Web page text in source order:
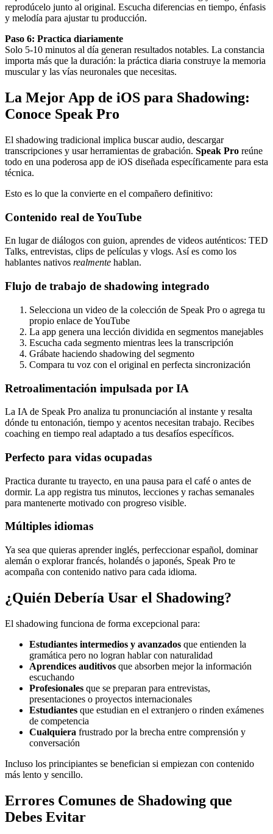
reprodúcelo junto al original. Escucha diferencias en tiempo, énfasis
y melodía para ajustar tu producción.
Paso 6: Practica diariamente
Solo 5-10 minutos al día generan resultados notables. La constancia
importa más que la duración: la práctica diaria construye la memoria
muscular y las vías neuronales que necesitas.
La Mejor App de iOS para Shadowing:
Conoce Speak Pro
El shadowing tradicional implica buscar audio, descargar
transcripciones y usar herramientas de grabación. Speak Pro reúne
todo en una poderosa app de iOS diseñada específicamente para esta
técnica.
Esto es lo que la convierte en el compañero definitivo:
Contenido real de YouTube
En lugar de diálogos con guion, aprendes de videos auténticos: TED
Talks, entrevistas, clips de películas y vlogs. Así es como los
hablantes nativos realmente hablan.
Flujo de trabajo de shadowing integrado
Selecciona un video de la colección de Speak Pro o agrega tu
propio enlace de YouTube
La app genera una lección dividida en segmentos manejables
Escucha cada segmento mientras lees la transcripción
Grábate haciendo shadowing del segmento
Compara tu voz con el original en perfecta sincronización
Retroalimentación impulsada por IA
La IA de Speak Pro analiza tu pronunciación al instante y resalta
dónde tu entonación, tiempo y acentos necesitan trabajo. Recibes
coaching en tiempo real adaptado a tus desafíos específicos.
Perfecto para vidas ocupadas
Practica durante tu trayecto, en una pausa para el café o antes de
dormir. La app registra tus minutos, lecciones y rachas semanales
para mantenerte motivado con progreso visible.
Múltiples idiomas
Ya sea que quieras aprender inglés, perfeccionar español, dominar
alemán o explorar francés, holandés o japonés, Speak Pro te
acompaña con contenido nativo para cada idioma.
¿Quién Debería Usar el Shadowing?
El shadowing funciona de forma excepcional para:
Estudiantes intermedios y avanzados que entienden la
gramática pero no logran hablar con naturalidad
Aprendices auditivos que absorben mejor la información
escuchando
Profesionales que se preparan para entrevistas,
presentaciones o proyectos internacionales
Estudiantes que estudian en el extranjero o rinden exámenes
de competencia
Cualquiera frustrado por la brecha entre comprensión y
conversación
Incluso los principiantes se benefician si empiezan con contenido
más lento y sencillo.
Errores Comunes de Shadowing que
Debes Evitar